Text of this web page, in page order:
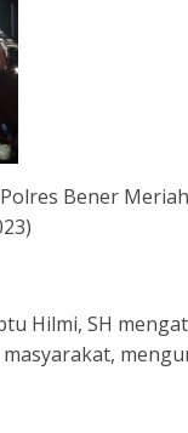
Bener
Hilmi, SH